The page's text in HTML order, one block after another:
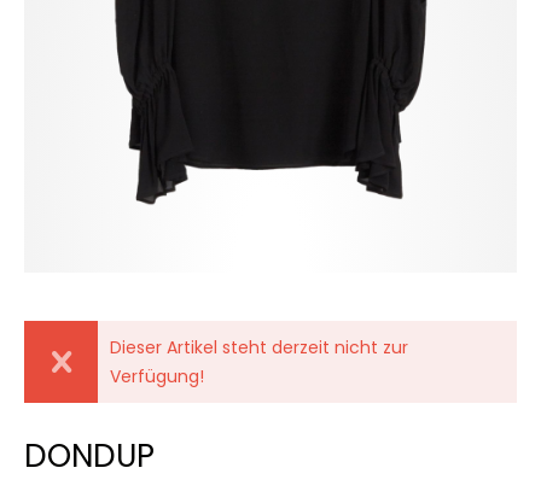
Dieser Artikel steht derzeit nicht zur
Verfügung!
DONDUP